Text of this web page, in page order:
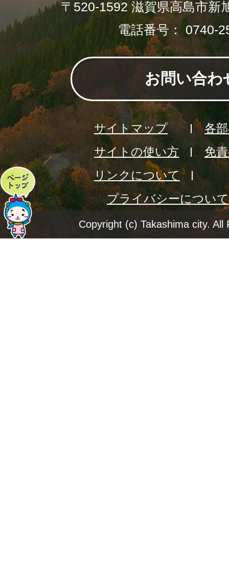
ペ
ー
ジ
〒520-1592 滋賀県高島市新
電話番号： 0740-
お問い合わ
サイトマップ
各
サイトの使い方
免
リンクについて
プライバシーについて
Copyright (c) Takashima city. All